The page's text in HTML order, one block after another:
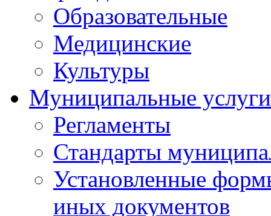
Образовательные
Медицинские
Культуры
Муниципальные услуги
Регламенты
Стандарты
Установленные
иных документов